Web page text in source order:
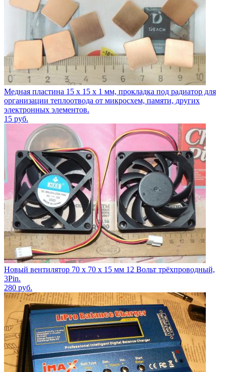
Медная пластина 15 х 15 х 1 мм, прокладка под радиатор для
организации теплоотвода от микросхем, памяти, других
электронных элементов.
15 руб.
Новый вентилятор 70 х 70 х 15 мм 12 Вольт трёхпроводный,
3Pin.
280 руб.